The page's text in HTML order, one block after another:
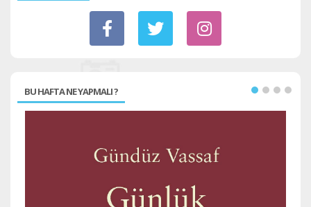
BU HAFTA NE YAPMALI ?